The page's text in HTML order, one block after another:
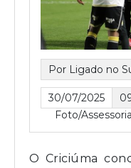
Por Ligado no
30/07/2025
Foto/
O Criciúma